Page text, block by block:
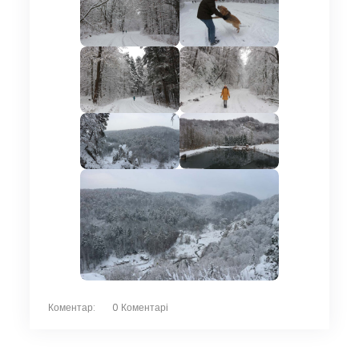
Коментар: 0 Коментарі